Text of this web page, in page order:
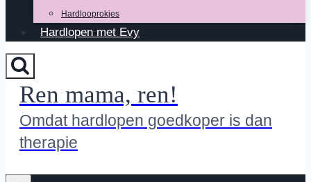
Hardlooprokjes
Hardlopen met Evy
Ren mama, ren!
Omdat hardlopen goedkoper is dan
therapie